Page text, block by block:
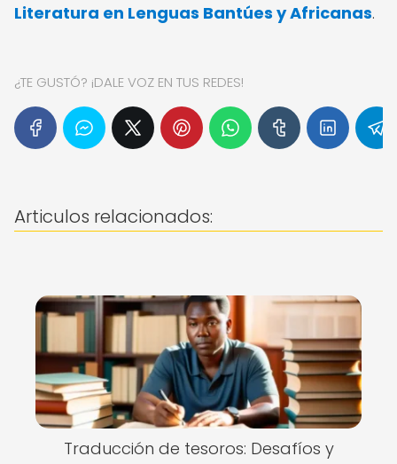
Literatura en Lenguas Bantúes y Africanas.
¿TE GUSTÓ? ¡DALE VOZ EN TUS REDES!
Articulos relacionados:
Traducción de tesoros: Desafíos y